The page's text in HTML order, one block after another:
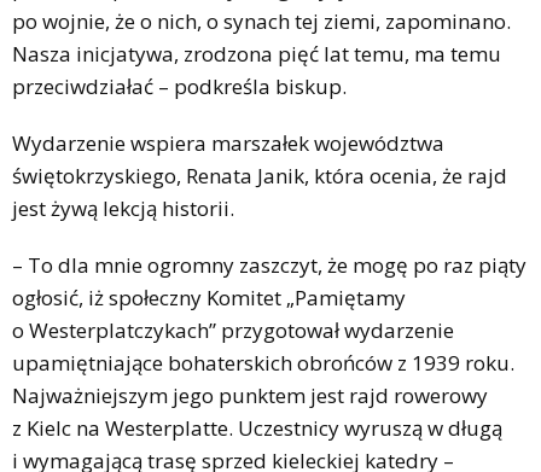
po wojnie, że o nich, o synach tej ziemi, zapominano.
Nasza inicjatywa, zrodzona pięć lat temu, ma temu
przeciwdziałać – podkreśla biskup.
Wydarzenie wspiera marszałek województwa
świętokrzyskiego, Renata Janik, która ocenia, że rajd
jest żywą lekcją historii.
– To dla mnie ogromny zaszczyt, że mogę po raz piąty
ogłosić, iż społeczny Komitet „Pamiętamy
o Westerplatczykach” przygotował wydarzenie
upamiętniające bohaterskich obrońców z 1939 roku.
Najważniejszym jego punktem jest rajd rowerowy
z Kielc na Westerplatte. Uczestnicy wyruszą w długą
i wymagającą trasę sprzed kieleckiej katedry –